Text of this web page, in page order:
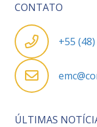
CONTATO
+55
ÚLTIMAS